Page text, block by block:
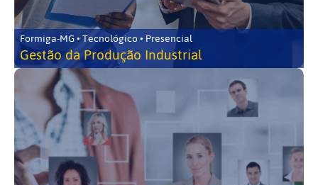
Formiga-MG • Tecnológico • Presencial
Gestão da Produção Industrial